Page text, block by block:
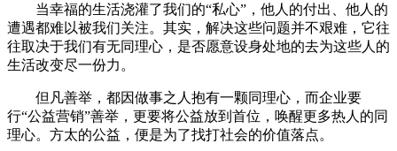
当幸福的生活浇灌了我们的“私心”，他人的付出、他人的
遭遇都难以被我们关注。其实，解决这些问题并不艰难，它往
往取决于我们有无同理心，是否愿意设身处地的去为这些人的
生活改变尽一份力。
但凡善举，都因做事之人抱有一颗同理心，而企业要
行“公益营销”善举，更要将公益放到首位，唤醒更多热人的同
理心。方太的公益，便是为了找打社会的价值落点。